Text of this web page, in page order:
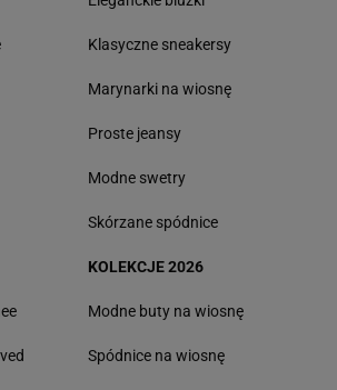
Klasyczne sneakersy
Marynarki na wiosnę
Proste jeansy
Modne swetry
Skórzane spódnice
KOLEKCJE 2026
Modne buty na wiosnę
Spódnice na wiosnę